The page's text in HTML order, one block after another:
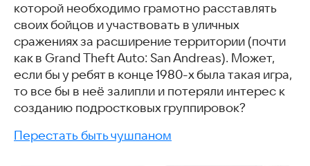
которой необходимо грамотно расставлять
своих бойцов и участвовать в уличных
сражениях за расширение территории (почти
как в Grand Theft Auto: San Andreas). Может,
если бы у ребят в конце 1980-х была такая игра,
то все бы в неё залипли и потеряли интерес к
созданию подростковых группировок?
Перестать быть чушпаном